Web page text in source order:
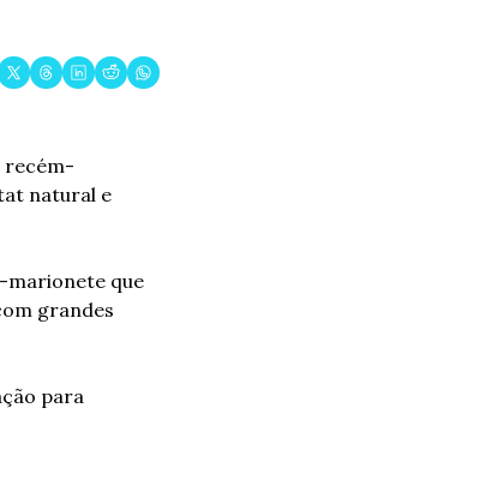
recém-
natural e
marionete que
grandes
para